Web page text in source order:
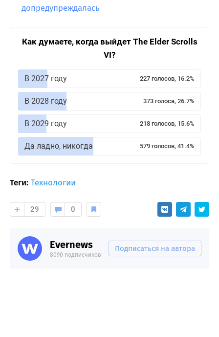
допредупреждалась
Как думаете, когда выйдет The Elder Scrolls
VI?
В 2027 году 227 голосов, 16.2%
В 2028 году 373 голоса, 26.7%
В 2029 году 218 голосов, 15.6%
Да ладно, никогда 579 голосов, 41.4%
Теги: Технологии
29 0
Evernews
8090 подписчиков
Подписаться на автора